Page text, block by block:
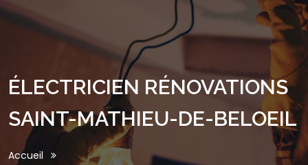
ÉLECTRICIEN RÉNOVATIONS
SAINT-MATHIEU-DE-BELOEIL
Accueil